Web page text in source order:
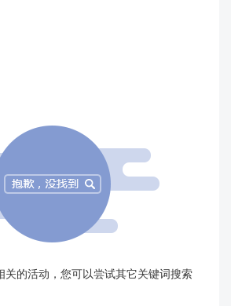
关的活动，您可以尝试其它关键词搜索